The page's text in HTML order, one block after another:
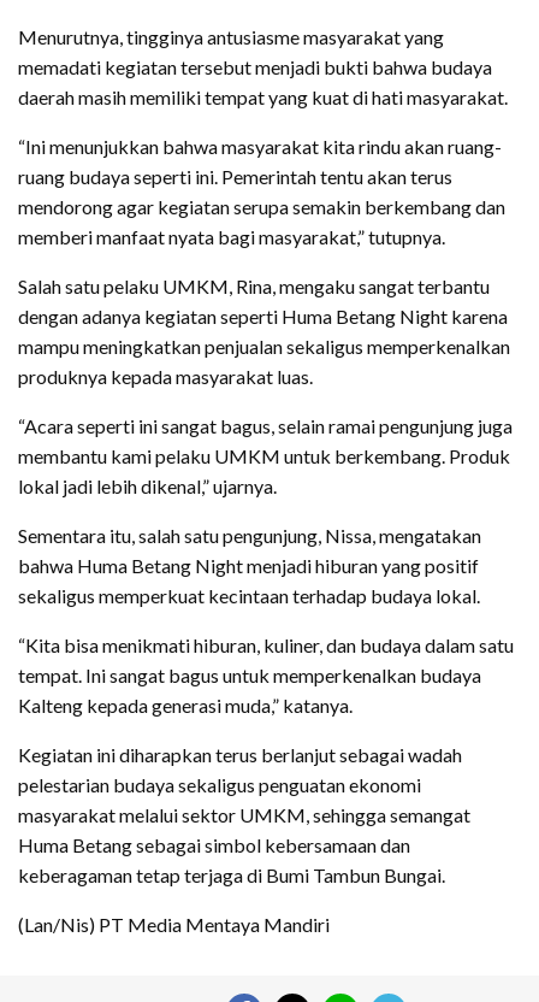
Menurutnya, tingginya antusiasme masyarakat yang
memadati kegiatan tersebut menjadi bukti bahwa budaya
daerah masih memiliki tempat yang kuat di hati masyarakat.
“Ini menunjukkan bahwa masyarakat kita rindu akan ruang-
ruang budaya seperti ini. Pemerintah tentu akan terus
mendorong agar kegiatan serupa semakin berkembang dan
memberi manfaat nyata bagi masyarakat,” tutupnya.
Salah satu pelaku UMKM, Rina, mengaku sangat terbantu
dengan adanya kegiatan seperti Huma Betang Night karena
mampu meningkatkan penjualan sekaligus memperkenalkan
produknya kepada masyarakat luas.
“Acara seperti ini sangat bagus, selain ramai pengunjung juga
membantu kami pelaku UMKM untuk berkembang. Produk
lokal jadi lebih dikenal,” ujarnya.
Sementara itu, salah satu pengunjung, Nissa, mengatakan
bahwa Huma Betang Night menjadi hiburan yang positif
sekaligus memperkuat kecintaan terhadap budaya lokal.
“Kita bisa menikmati hiburan, kuliner, dan budaya dalam satu
tempat. Ini sangat bagus untuk memperkenalkan budaya
Kalteng kepada generasi muda,” katanya.
Kegiatan ini diharapkan terus berlanjut sebagai wadah
pelestarian budaya sekaligus penguatan ekonomi
masyarakat melalui sektor UMKM, sehingga semangat
Huma Betang sebagai simbol kebersamaan dan
keberagaman tetap terjaga di Bumi Tambun Bungai.
(Lan/Nis) PT Media Mentaya Mandiri